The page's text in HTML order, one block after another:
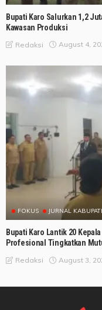
Bupati Karo Salurkan 1,2
Kawasan Produksi
Redaksi August 4,
FOKUS JURNAL
Bupati Karo Lantik 20
Profesional Tingkatkan
Redaksi August 3,